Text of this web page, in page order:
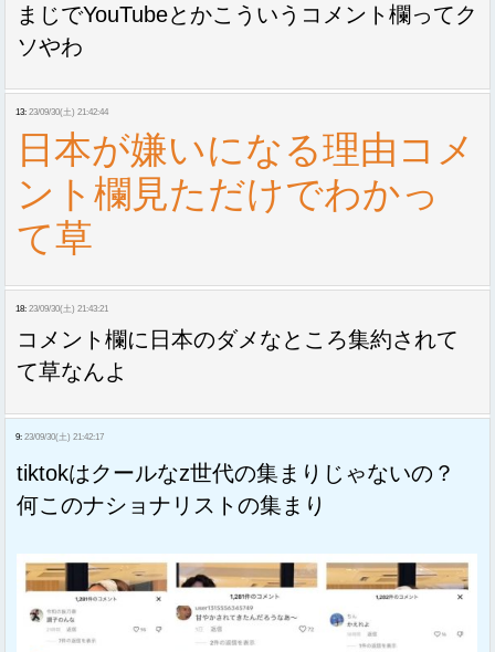
まじでYouTubeとかこういうコメント欄ってク
ソやわ
13: 23/09/30(土) 21:42:44
日本が嫌いになる理由コメ
ント欄見ただけでわかっ
て草
18: 23/09/30(土) 21:43:21
コメント欄に日本のダメなところ集約されて
て草なんよ
9: 23/09/30(土) 21:42:17
tiktokはクールなz世代の集まりじゃないの？
何このナショナリストの集まり